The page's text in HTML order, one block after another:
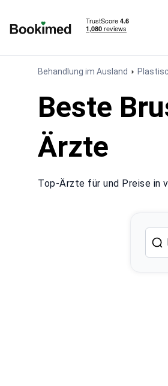
Behandlung im Ausland
Beste
Ärzte
Top-Ärzte für und Preise in